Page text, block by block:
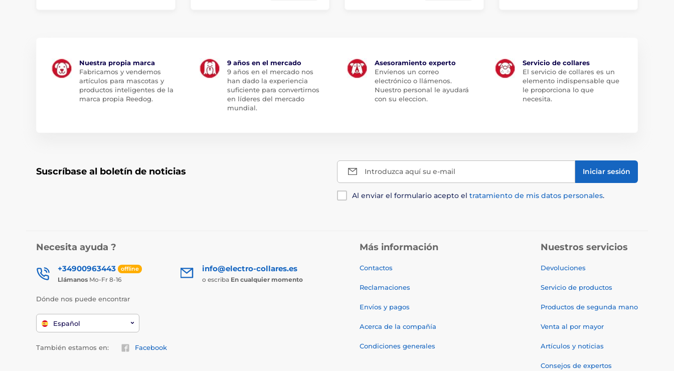
Nuestra propia marca
Fabricamos y vendemos
artículos para mascotas y
productos inteligentes de la
marca propia Reedog.
9 años en el mercado
9 años en el mercado nos
han dado la experiencia
suficiente para convertirnos
en líderes del mercado
mundial.
Asesoramiento experto
Envíenos un correo
electrónico o llámenos.
Nuestro personal le ayudará
con su eleccion.
Servicio de collares
El servicio de collares es un
elemento indispensable que
le proporciona lo que
necesita.
Suscríbase al boletín de noticias Introduzca aquí su e-mail Iniciar sesión
Al enviar el formulario acepto el tratamiento de mis datos personales.
Necesita ayuda ?
+34900963443 offline
Llámanos Mo-Fr 8-16
info@electro-collares.es
o escriba En cualquier momento
Dónde nos puede encontrar
Español
También estamos en: Facebook
Más información
Contactos
Reclamaciones
Envíos y pagos
Acerca de la compañía
Condiciones generales
Nuestros servicios
Devoluciones
Servicio de productos
Productos de segunda mano
Venta al por mayor
Artículos y noticias
Consejos de expertos